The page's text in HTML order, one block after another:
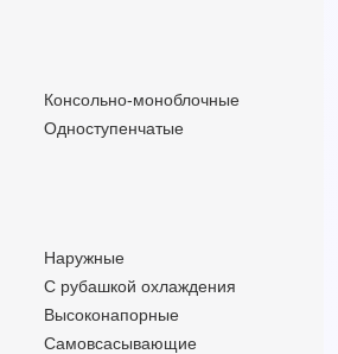
Консольно-моноблочные
Одноступенчатые
Наружные
С рубашкой охлаждения
Высоконапорные
Самовсасывающие